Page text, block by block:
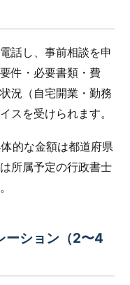
話し、事前相談を申
件・必要書類・費
況（自宅開業・勤務
スを受けられます。
的な金額は都道府県
所属予定の行政書士
ーション（2〜4